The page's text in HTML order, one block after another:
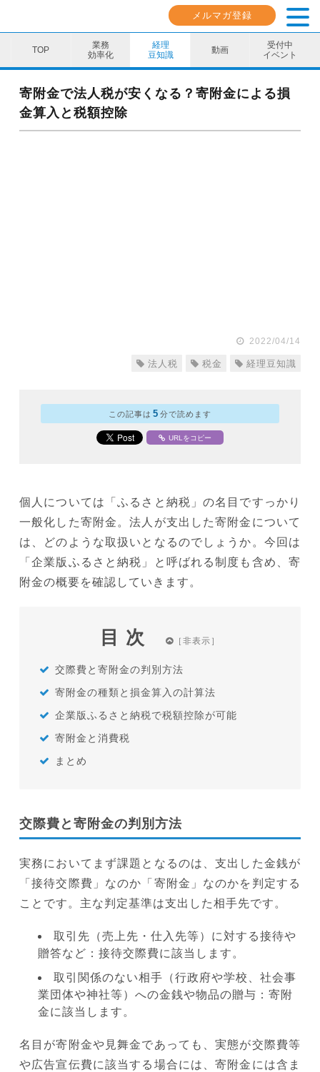
メルマガ登録
業務
効率化
経理
豆知識
動画
受付中
イベント
業務効率化
経理豆知識
寄附金で法人税が安くなる？寄附金による損
金算入と税額控除
2022/04/14
法人税 税金 経理豆知識
この記事は 5 分で読めます
URLをコピー
個人については「ふるさと納税」の名目ですっかり
一般化した寄附金。法人が支出した寄附金について
は、どのような取扱いとなるのでしょうか。今回は
「企業版ふるさと納税」と呼ばれる制度も含め、寄
附金の概要を確認していきます。
目次
交際費と寄附金の判別方法
寄附金の種類と損金算入の計算法
企業版ふるさと納税で税額控除が可能
寄附金と消費税
まとめ
交際費と寄附金の判別方法
実務においてまず課題となるのは、支出した金銭が
「接待交際費」なのか「寄附金」なのかを判定する
ことです。主な判定基準は支出した相手先です。
取引先（売上先・仕入先等）に対する接待や
贈答など：接待交際費に該当します。
取引関係のない相手（行政府や学校、社会事
業団体や神社等）への金銭や物品の贈与：寄附
金に該当します。
名目が寄附金や見舞金であっても、実態が交際費等
や広告宣伝費に該当する場合には、寄附金には含ま